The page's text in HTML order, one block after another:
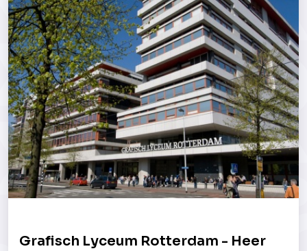
Grafisch Lyceum Rotterdam - Heer